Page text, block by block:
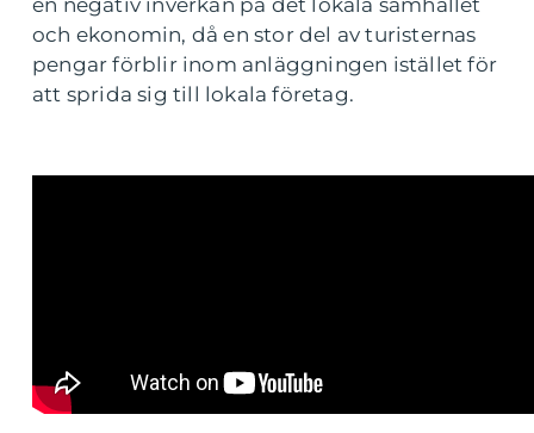
en negativ inverkan på det lokala samhället
och ekonomin, då en stor del av turisternas
pengar förblir inom anläggningen istället för
att sprida sig till lokala företag.